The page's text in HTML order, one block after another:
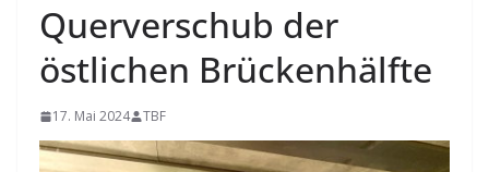
Querverschub der
östlichen Brückenhälfte
17. Mai 2024 TBF